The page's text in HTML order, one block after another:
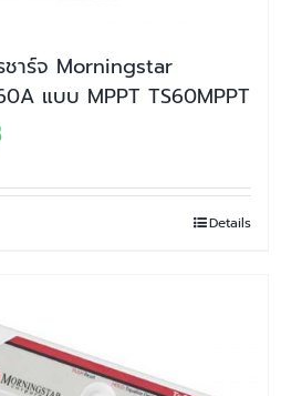
ชาร์จ Morningstar
แบบ MPPT TS60MPPT
Details